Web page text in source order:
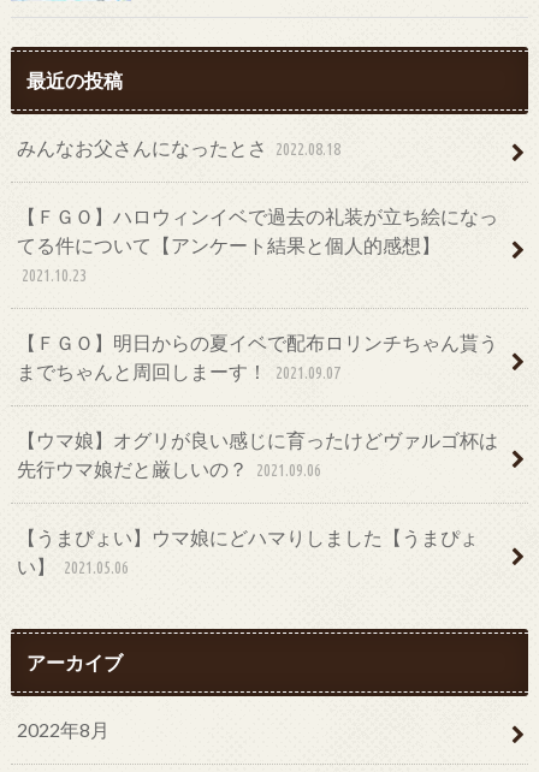
最近の投稿
みんなお父さんになったとさ 2022.08.18
【ＦＧＯ】ハロウィンイベで過去の礼装が立ち絵になっ
てる件について【アンケート結果と個人的感想】
2021.10.23
【ＦＧＯ】明日からの夏イベで配布ロリンチちゃん貰う
までちゃんと周回しまーす！
2021.09.07
【ウマ娘】オグリが良い感じに育ったけどヴァルゴ杯は
先行ウマ娘だと厳しいの？
2021.09.06
【うまぴょい】ウマ娘にどハマりしました【うまぴょ
い】
2021.05.06
アーカイブ
2022年8月